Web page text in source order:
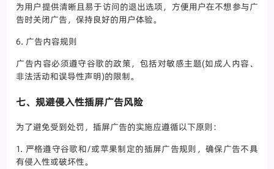
为用户提供清晰且易于访问的退出选项，方便用户在不想参与广
告时关闭广告，保持良好的用户体验。
6. 广告内容规则
广告内容必须遵守谷歌的政策，包括对敏感主题(如成人内容、
非法活动和误导性声明)的限制。
七、规避侵入性插屏广告风险
为了避免受到处罚，插屏广告的实施应遵循以下原则：
1. 严格遵守谷歌和/或苹果制定的插屏广告规则，确保广告不具
有侵入性或破坏性。